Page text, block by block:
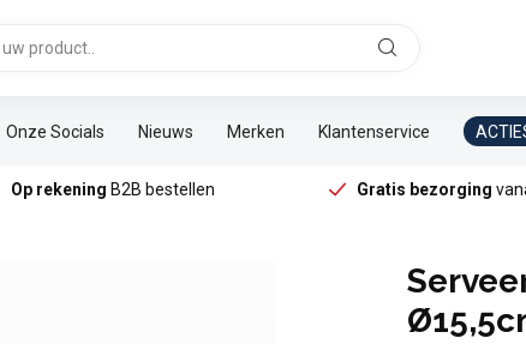
Onze Socials Nieuws Merken Klantenservice
Op rekening B2B bestellen Gratis bezorging